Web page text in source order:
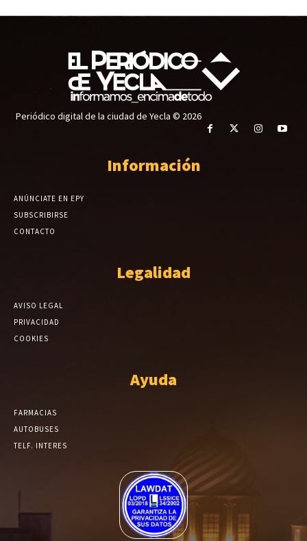
Periódico digital de la ciudad de Yecla © 2026
Información
ANÚNCIATE EN EPY
SUBSCRIBIRSE
CONTACTO
Legalidad
AVISO LEGAL
PRIVACIDAD
COOKIES
Ayuda
FARMACIAS
AUTOBUSES
TELF. INTERES